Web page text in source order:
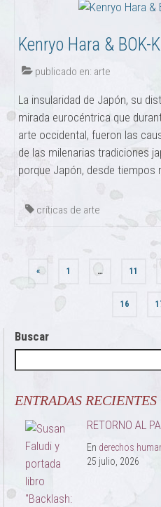
Kenryo Hara & BOK-
publicado en: arte
La insularidad de Japón, su
mirada eurocéntrica que
arte occidental, fueron las
de las milenarias tradiciones
porque Japón, desde tiempos
críticas de arte
Paginación
de
« 1 … 11
16
Buscar
ENTRADAS RECIENTES
RETORNO AL
En derechos
25 julio, 2026